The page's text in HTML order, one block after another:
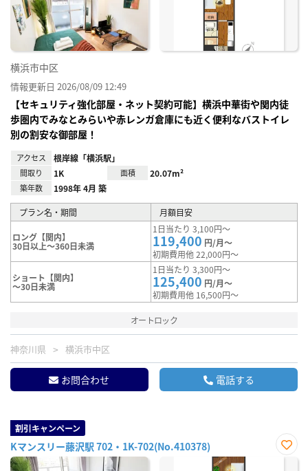
横浜市中区
情報更新日 2026/08/09 12:49
【セキュリティ強化部屋・ネット契約可能】横浜中華街や関内徒
歩圏内でみなとみらいや赤レンガ倉庫にも近く便利なバストイレ
別の割安な御部屋！
アクセス 根岸線「横浜駅」
間取り 1K 面積 20.07m²
築年数 1998年 4月 築
プラン名・期間 月額目安
ロング【関内】
30日以上～360日未満
1日当たり 3,100円～
119,400 円/月～
初期費用他 22,000円～
ショート【関内】
～30日未満
1日当たり 3,300円～
125,400 円/月～
初期費用他 16,500円～
オートロック
神奈川県 横浜市中区
お問合わせ 電話する
割引キャンペーン
Kマンスリー藤沢駅 702・1K-702(No.410378)
お気